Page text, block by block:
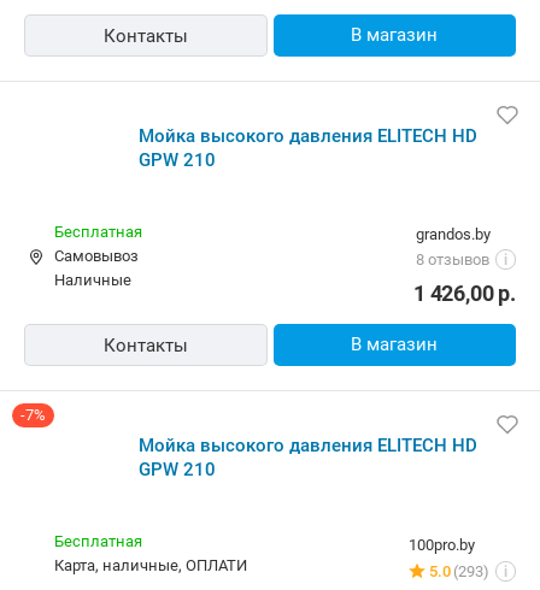
Контакты В магазин
Мойка высокого давления ELITECH HD
GPW 210
grandos.by
8 отзывов
i
Бесплатная
Самовывоз
наличные
1 426,00р.
Контакты В магазин
-7%
Мойка высокого давления ELITECH HD
GPW 210
100pro.by
5.0 (293) i
Бесплатная
карта, наличные, ОПЛАТИ